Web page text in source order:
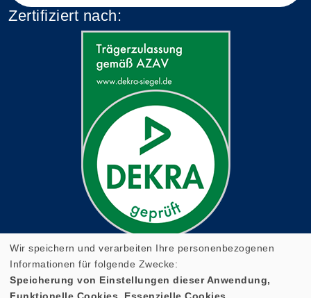
Zertifiziert nach:
Wir speichern und verarbeiten Ihre personenbezogenen
Informationen für folgende Zwecke:
Speicherung von Einstellungen dieser Anwendung,